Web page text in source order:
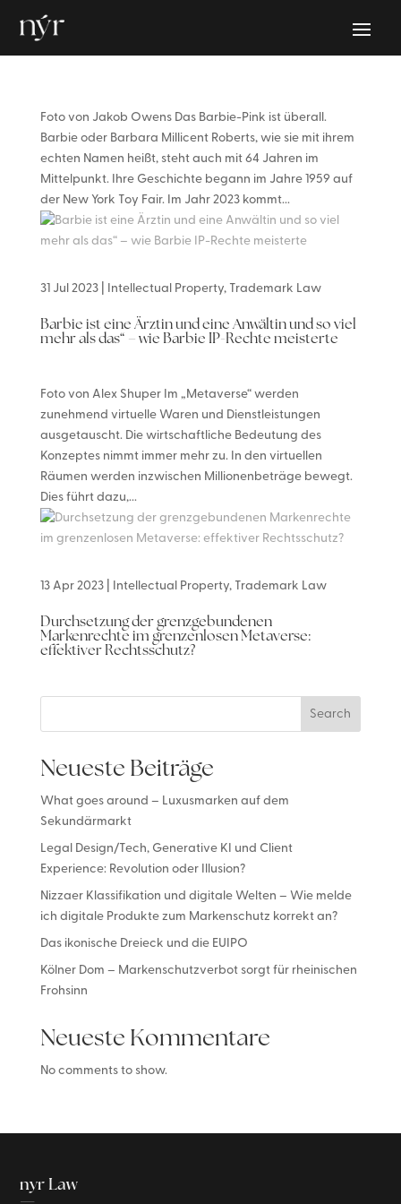
Barbie ist eine Ärztin und eine Anwältin und so viel
mehr als das“ – wie Barbie IP-Rechte meisterte
31 Jul 2023| Intellectual Property, Trademark Law
Foto von Jakob Owens Das Barbie-Pink ist überall.
Barbie oder Barbara Millicent Roberts, wie sie mit ihrem
echten Namen heißt, steht auch mit 64 Jahren im
Mittelpunkt. Ihre Geschichte begann im Jahre 1959 auf
der New York Toy Fair. Im Jahr 2023 kommt...
Durchsetzung der grenzgebundenen
Markenrechte im grenzenlosen Metaverse:
effektiver Rechtsschutz?
13 Apr 2023| Intellectual Property, Trademark Law
Foto von Alex Shuper Im „Metaverse“ werden
zunehmend virtuelle Waren und Dienstleistungen
ausgetauscht. Die wirtschaftliche Bedeutung des
Konzeptes nimmt immer mehr zu. In den virtuellen
Räumen werden inzwischen Millionenbeträge bewegt.
Dies führt dazu,...
Search
Neueste Beiträge
What goes around – Luxusmarken auf dem
Sekundärmarkt
Legal Design/Tech, Generative KI und Client
Experience: Revolution oder Illusion?
Nizzaer Klassifikation und digitale Welten – Wie melde
ich digitale Produkte zum Markenschutz korrekt an?
Das ikonische Dreieck und die EUIPO
Kölner Dom – Markenschutzverbot sorgt für rheinischen
Frohsinn
Neueste Kommentare
No comments to show.
nyr Law